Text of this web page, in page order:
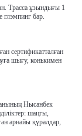
Трасса ұзындығы 1
глэмпинг бар.
сертификатталған
шығу, конькимен
Нысанбек
шаңғы,
арнайы құралдар,